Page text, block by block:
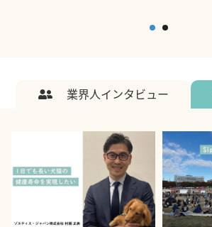
業界人インタビュー